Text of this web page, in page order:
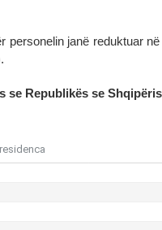
personelin janë reduktuar
se Republikës se